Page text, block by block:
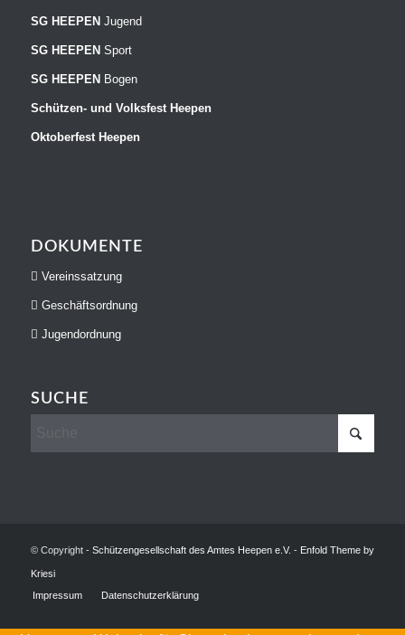
SG HEEPEN Jugend
SG HEEPEN Sport
SG HEEPEN Bogen
Schützen- und Volksfest Heepen
Oktoberfest Heepen
DOKUMENTE
Vereinssatzung
Geschäftsordnung
Jugendordnung
SUCHE
© Copyright - Schützengesellschaft des Amtes Heepen e.V. - Enfold Theme by
Kriesi
Impressum
Datenschutzerklärung